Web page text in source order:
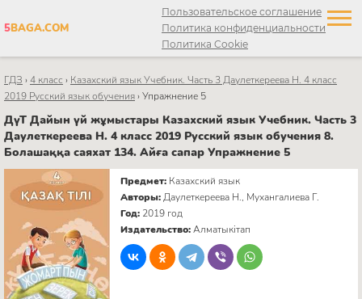
5BAGA.COM
Пользовательское соглашение
Политика конфиденциальности
Политика Cookie
ГДЗ ›4 класс › Казахский язык Учебник. Часть 3 Даулеткереева Н. 4 класс
2019 Русский язык обучения›Упражнение 5
ДүТ Дайын үй жұмыстары Казахский язык Учебник. Часть 3
Даулеткереева Н. 4 класс 2019 Русский язык обучения 8.
Болашаққа саяхат 134. Айға сапар Упражнение 5
Предмет: Казахский язык
Авторы:Даулеткереева Н., Мухангалиева Г.
Год: 2019 год
Издательство:Алматыкітап